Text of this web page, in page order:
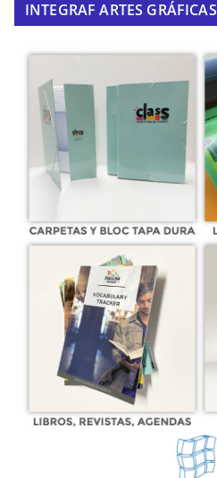
INTEGRAF ARTES GRÁFICAS